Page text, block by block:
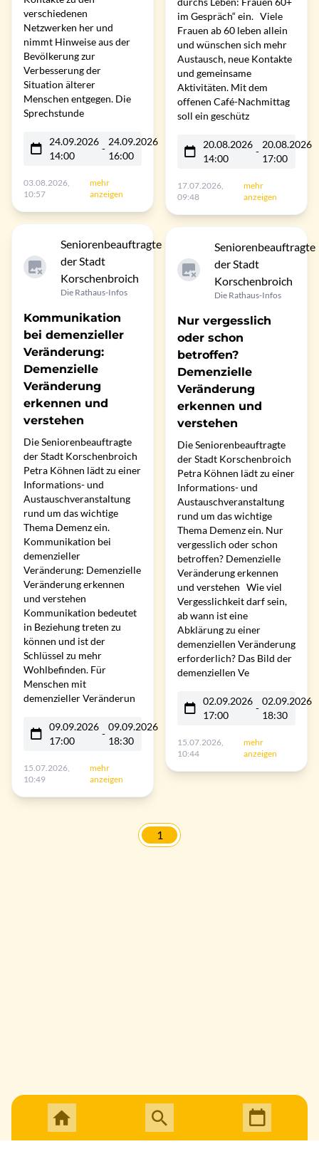
verschiedenen
Netzwerken her und
nimmt Hinweise aus der
Bevölkerung zur
Verbesserung der
Situation älterer
Menschen entgegen. Die
Sprechstunde
24.09.2026
14:00
-
24.09.2026
16:00
03.08.2026,
10:57
mehr
anzeigen
Seniorenbeauftragte
der Stadt
Korschenbroich
Die Rathaus-Infos
Kommunikation
bei demenzieller
Veränderung:
Demenzielle
Veränderung
erkennen und
verstehen
Die Seniorenbeauftragte
der Stadt Korschenbroich
Petra Köhnen lädt zu einer
Informations- und
Austauschveranstaltung
rund um das wichtige
Thema Demenz ein.
Kommunikation bei
demenzieller
Veränderung: Demenzielle
Veränderung erkennen
und verstehen
Kommunikation bedeutet
in Beziehung treten zu
können und ist der
Schlüssel zu mehr
Wohlbefinden. Für
Menschen mit
demenzieller Veränderun
09.09.2026
17:00
-
09.09.2026
18:30
15.07.2026,
10:49
mehr
anzeigen
im Gespräch“ ein. Viele
Frauen ab 60 leben allein
und wünschen sich mehr
Austausch, neue Kontakte
und gemeinsame
Aktivitäten. Mit dem
offenen Café-Nachmittag
soll ein geschütz
20.08.2026
14:00
-
20.08.2026
17:00
17.07.2026,
09:48
mehr
anzeigen
Seniorenbeauftragte
der Stadt
Korschenbroich
Die Rathaus-Infos
Nur vergesslich
oder schon
betroffen?
Demenzielle
Veränderung
erkennen und
verstehen
Die Seniorenbeauftragte
der Stadt Korschenbroich
Petra Köhnen lädt zu einer
Informations- und
Austauschveranstaltung
rund um das wichtige
Thema Demenz ein. Nur
vergesslich oder schon
betroffen? Demenzielle
Veränderung erkennen
und verstehen Wie viel
Vergesslichkeit darf sein,
ab wann ist eine
Abklärung zu einer
demenziellen Veränderung
erforderlich? Das Bild der
demenziellen Ve
02.09.2026
17:00
-
02.09.2026
18:30
15.07.2026,
10:44
mehr
anzeigen
1